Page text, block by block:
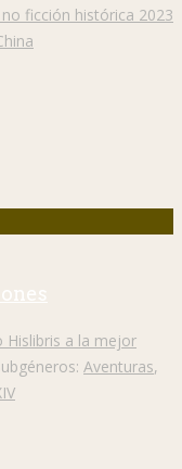
ficción histórica 2023
Hislibris a la mejor
Aventuras,